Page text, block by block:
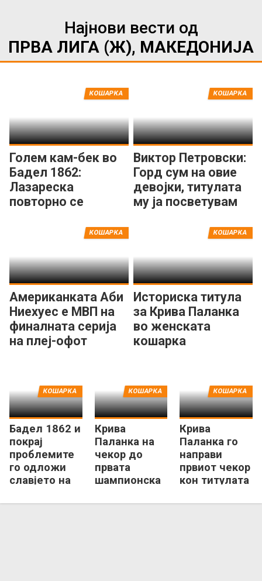
Најнови вести од
ПРВА ЛИГА (Ж), МАКЕДОНИЈА
Голем кам-бек во
Бадел 1862:
Лазареска
повторно се
враќа на паркетот
КОШАРКА
Виктор Петровски:
Горд сум на овие
девојки, титулата
му ја посветувам
КОШАРКА
Американката Аби
Ниехуес е МВП на
финалната серија
на плеј-офот
КОШАРКА
Историска титула
за Крива Паланка
во женската
кошарка
КОШАРКА
Бадел 1862 и
покрај
проблемите
го одложи
славјето на
Паланка
КОШАРКА
Крива
Паланка на
чекор до
првата
шампионска
мак-
КОШАРКА
Крива
Паланка го
направи
првиот чекор
кон титулата
кошаркарски
КОШАРКА